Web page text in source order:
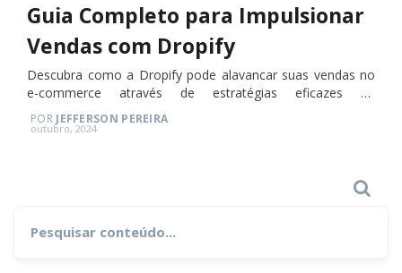
Guia Completo para Impulsionar
Vendas com Dropify
Descubra como a Dropify pode alavancar suas vendas no
e-commerce através de estratégias eficazes de
dropshipping.
PORJEFFERSON PEREIRA
Posted
outubro, 2024
Search